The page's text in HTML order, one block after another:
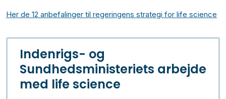
Her de 12 anbefalinger til regeringens strategi for life science
Indenrigs- og
Sundhedsministeriets arbejde
med life science